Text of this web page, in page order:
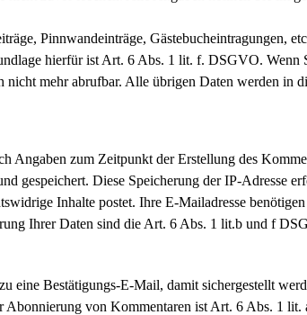
Pinnwandeinträge, Gästebucheintragungen,
hierfür ist Art. 6 Abs. 1 lit. f. DSGVO.
mehr abrufbar. Alle übrigen Daten werden in
zum Zeitpunkt der Erstellung des
gespeichert. Diese Speicherung der IP-Adresse
Inhalte postet. Ihre E-Mailadresse
Ihrer Daten sind die Art. 6 Abs. 1 lit.b und f
Bestätigungs-E-Mail, damit sichergestellt
von Kommentaren ist Art. 6 Abs. 1